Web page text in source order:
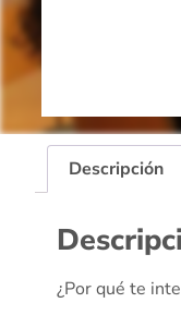
Descripción
¿Por qué te